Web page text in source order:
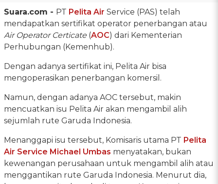
Suara.com - PT Pelita Air Service (PAS) telah
mendapatkan sertifikat operator penerbangan atau
Air Operator Certicate (AOC) dari Kementerian
Perhubungan (Kemenhub).
Dengan adanya sertifikat ini, Pelita Air bisa
mengoperasikan penerbangan komersil.
Namun, dengan adanya AOC tersebut, makin
mencuatkan isu Pelita Air akan mengambil alih
sejumlah rute Garuda Indonesia.
Menanggapi isu tersebut, Komisaris utama PT Pelita
Air Service Michael Umbas menyatakan, bukan
kewenangan perusahaan untuk mengambil alih atau
menggantikan rute Garuda Indonesia. Menurut dia,